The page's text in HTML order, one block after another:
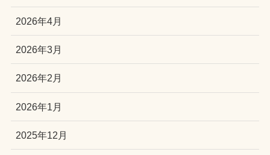
2026年4月
2026年3月
2026年2月
2026年1月
2025年12月